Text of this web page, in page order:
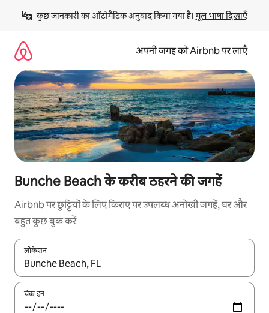
छोड़कर
कॉन्टेंट
कुछ जानकारी का ऑटोमैटिक अनुवाद किया गया है। मूल भाषा दिखाएँ
अपनी जगह को Airbnb पर लाएँ
Bunche Beach के करीब ठहरने की जगहें
Airbnb पर छुट्टियों के लिए किराए पर उपलब्ध अनोखी जगहें, घर और
बहुत कुछ बुक करें
लोकेशन
नतीजों के उपलब्ध होने पर, अप और डाउन 'ऐरो की' का इस्तेमाल करके नेविगेट
चेक इन